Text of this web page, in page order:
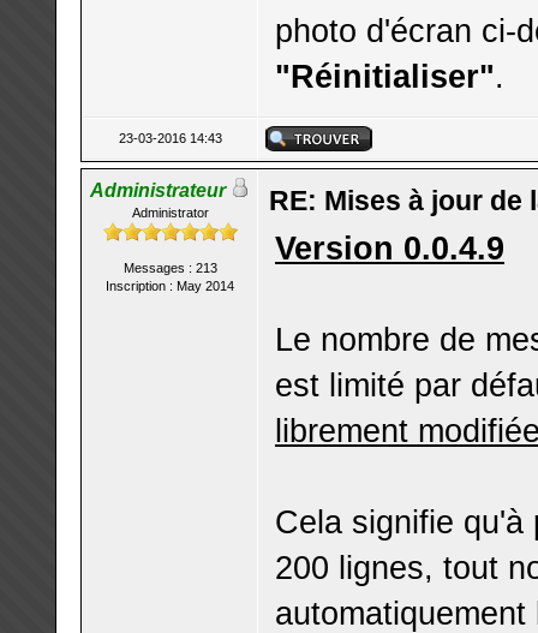
photo d'écran ci-
"Réinitialiser".
23-03-2016 14:43
Administrateur
Administrator
Messages : 213
Inscription : May 2014
RE: Mises à jour de
Version 0.0.4.9
Le nombre de
est limité par
librement
Cela signifie qu'à
200 lignes, tout